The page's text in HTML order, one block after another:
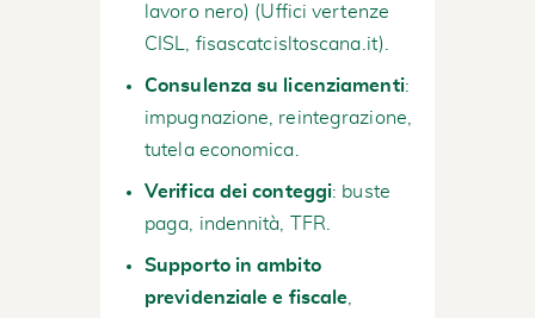
lavoro nero) (Uffici vertenze
CISL
fisascatcisltoscana.it).
Consulenza su licenziamenti:
impugnazione, reintegrazione,
tutela economica.
Verifica dei conteggi: buste
paga, indennità, TFR.
Supporto in ambito
previdenziale e fiscale